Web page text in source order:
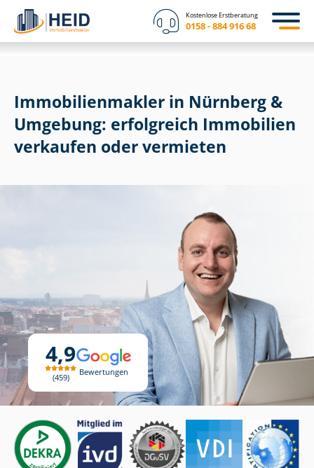
Kostenlose Erstberatung
0158 - 884 916 68
4,9
459
Bewertungen
Im­mo­bi­li­en­mak­ler in Nürnberg &
Umgebung: erfolgreich Immobilien
verkaufen oder vermieten